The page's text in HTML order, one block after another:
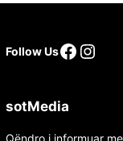
Follow Us
sotMedia